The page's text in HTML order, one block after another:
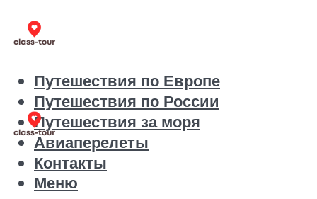
Путешествия по Европе
Путешествия по России
Путешествия за моря
Авиаперелеты
Контакты
Меню